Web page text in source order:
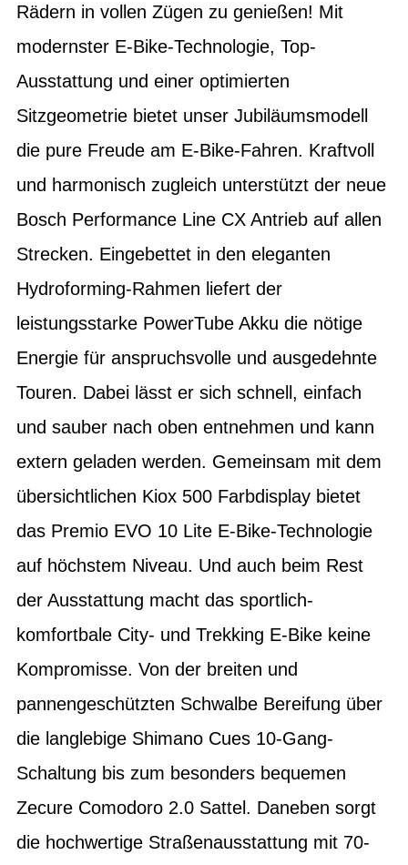
Rädern in vollen Zügen zu genießen! Mit
modernster E-Bike-Technologie, Top-
Ausstattung und einer optimierten
Sitzgeometrie bietet unser Jubiläumsmodell
die pure Freude am E-Bike-Fahren. Kraftvoll
und harmonisch zugleich unterstützt der neue
Bosch Performance Line CX Antrieb auf allen
Strecken. Eingebettet in den eleganten
Hydroforming-Rahmen liefert der
leistungsstarke PowerTube Akku die nötige
Energie für anspruchsvolle und ausgedehnte
Touren. Dabei lässt er sich schnell, einfach
und sauber nach oben entnehmen und kann
extern geladen werden. Gemeinsam mit dem
übersichtlichen Kiox 500 Farbdisplay bietet
das Premio EVO 10 Lite E-Bike-Technologie
auf höchstem Niveau. Und auch beim Rest
der Ausstattung macht das sportlich-
komfortbale City- und Trekking E-Bike keine
Kompromisse. Von der breiten und
pannengeschützten Schwalbe Bereifung über
die langlebige Shimano Cues 10-Gang-
Schaltung bis zum besonders bequemen
Zecure Comodoro 2.0 Sattel. Daneben sorgt
die hochwertige Straßenausstattung mit 70-